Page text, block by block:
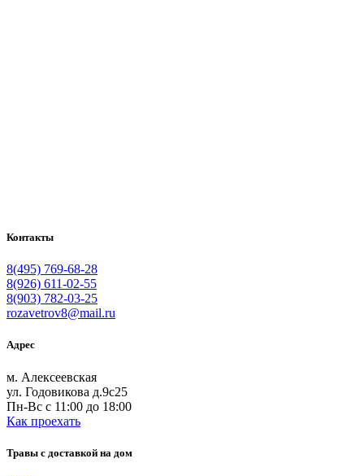
Контакты
8(495) 769-68-28
8(926) 611-02-55
8(903) 782-03-25
rozavetrov8@mail.ru
Адрес
м. Алексеевская
ул. Годовикова д.9с25
Пн-Вс с 11:00 до 18:00
Как проехать
Травы с доставкой на дом